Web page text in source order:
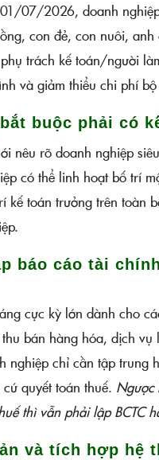
07/2026, doanh
con đẻ, con nuôi,
trách kế toán/người
và giảm thiểu chi phí
buộc phải có
nêu rõ doanh nghiệp
có thể linh hoạt bố trí
kế toán trưởng trên toàn
báo cáo tài
cực kỳ lớn dành cho
bán hàng hóa, dịch vụ
nghiệp chỉ cần tập trung
quyết toán thuế. Ngược
thì vẫn phải lập BCTC
và tích hợp hệ